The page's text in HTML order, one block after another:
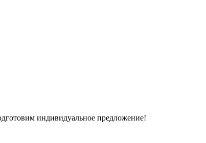
индивидуальное предложение!